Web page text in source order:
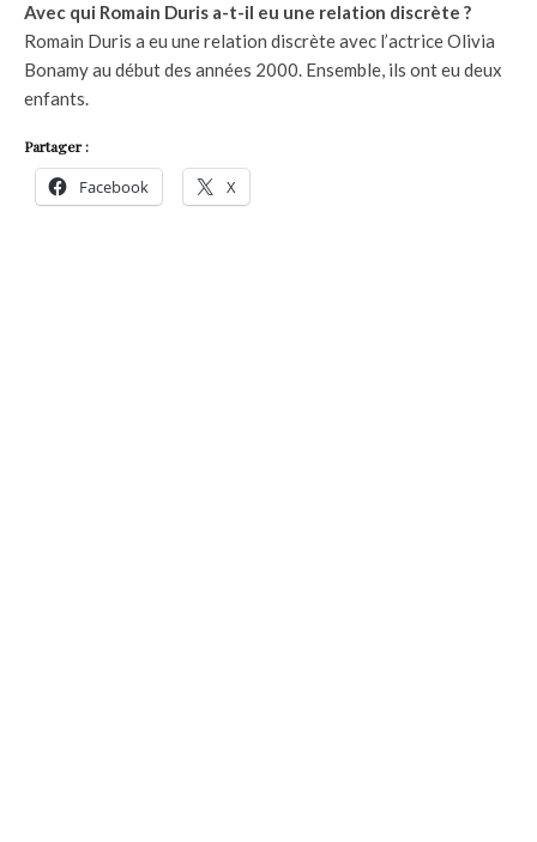
Avec qui Romain Duris a-t-il eu une relation discrète ?
Romain Duris a eu une relation discrète avec l’actrice Olivia
Bonamy au début des années 2000. Ensemble, ils ont eu deux
enfants.
Partager :
Facebook X